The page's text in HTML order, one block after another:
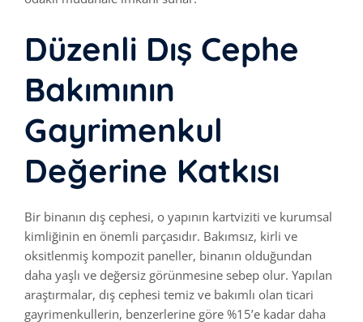
Düzenli Dış Cephe
Bakımının
Gayrimenkul
Değerine Katkısı
Bir binanın dış cephesi, o yapının kartviziti ve kurumsal
kimliğinin en önemli parçasıdır. Bakımsız, kirli ve
oksitlenmiş kompozit paneller, binanın olduğundan
daha yaşlı ve değersiz görünmesine sebep olur. Yapılan
araştırmalar, dış cephesi temiz ve bakımlı olan ticari
gayrimenkullerin, benzerlerine göre %15’e kadar daha